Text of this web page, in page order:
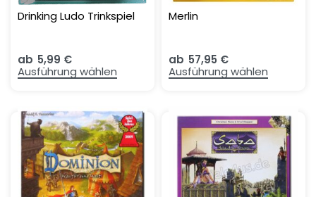
Drinking Ludo Trinkspiel
ab 5,99 €
Ausführung wählen
Merlin
ab 57,95 €
Ausführung wählen